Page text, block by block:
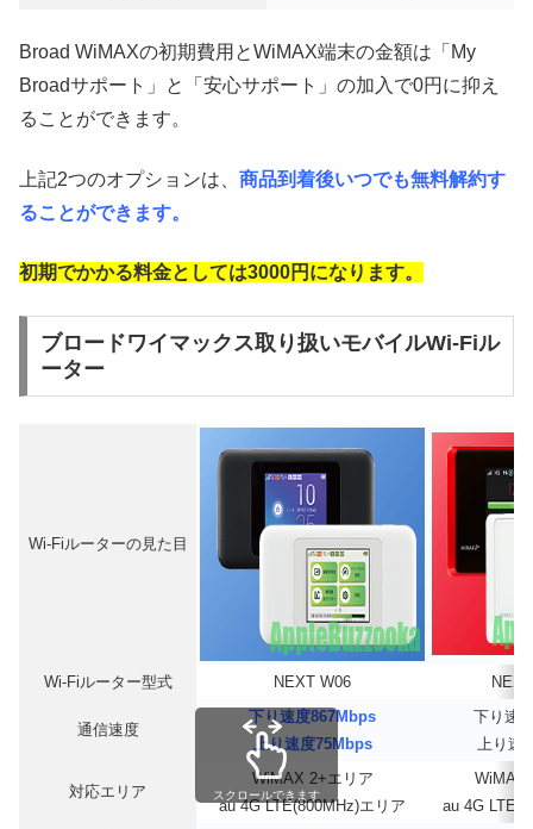
Broad WiMAXの初期費用とWiMAX端末の金額は「My
Broadサポート」と「安心サポート」の加入で0円に抑え
ることができます。
上記2つのオプションは、 商品到着後いつでも無料解約す
ることができます。
初期でかかる料金としては3000円になります。
ブロードワイマックス取り扱いモバイルWi-Fiル
ーター
Wi-Fiルーターの見た目
Wi-Fiルーター型式 NEXT W06
通信速度
下り速度867Mbps
上り速度75Mbps
下り速
上り速
対応エリア
WiMAX 2+エリア
au 4G LTE(800MHz)エリア
WiMAX
au 4G
スクロールできます